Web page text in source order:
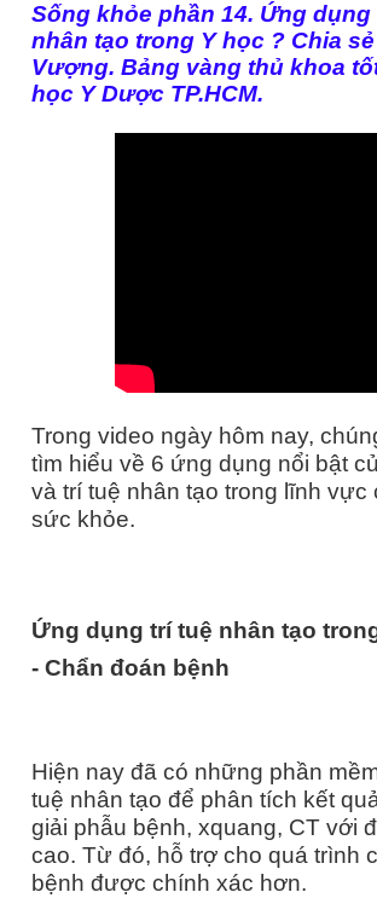
Sống khỏe phần 14. Ứng dụng
nhân tạo trong Y học ? Chia
Vượng. Bảng vàng thủ khoa
học Y Dược TP.HCM.
Trong video ngày hôm nay,
tìm hiểu về 6 ứng dụng nổi bật
và trí tuệ nhân tạo trong lĩnh vực
sức khỏe.
Ứng dụng trí tuệ nhân tạo
- Chẩn đoán bệnh
Hiện nay đã có những phần
tuệ nhân tạo để phân tích kết
giải phẫu bệnh, xquang, CT với
cao. Từ đó, hỗ trợ cho quá trình
bệnh được chính xác hơn.